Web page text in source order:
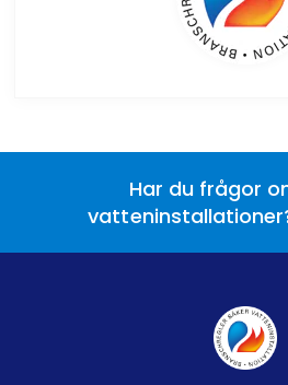
Har du frågor